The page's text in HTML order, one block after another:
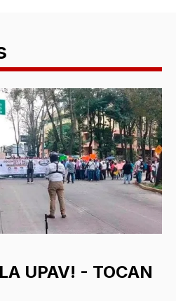
LA UPAV! - TOCAN